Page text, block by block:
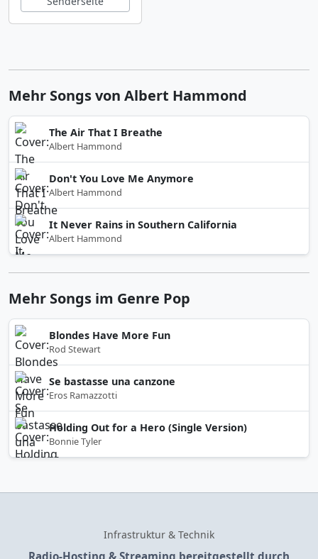
Mehr Songs von Albert Hammond
The Air That I Breathe
Albert Hammond
Don't You Love Me Anymore
Albert Hammond
It Never Rains in Southern California
Albert Hammond
Mehr Songs im Genre Pop
Blondes Have More Fun
Rod Stewart
Se bastasse una canzone
Eros Ramazzotti
Holding Out for a Hero (Single Version)
Bonnie Tyler
Infrastruktur & Technik
Radio-Hosting & Streaming bereitgestellt durch